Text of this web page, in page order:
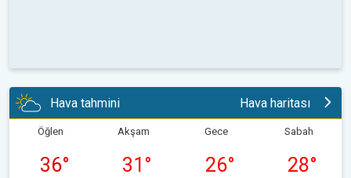
Hava tahmini Hava haritası
Öğlen
36°
Akşam
31 °
Gece
26°
Sabah
28°